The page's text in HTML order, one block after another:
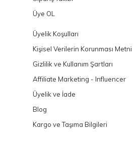
Üye OL
Üyelik Koşulları
Kişisel Verilerin Korunması Metni
Gizlilik ve Kullanım Şartları
Affiliate Marketing - Influencer
Üyelik ve İade
Blog
Kargo ve Taşıma Bilgileri